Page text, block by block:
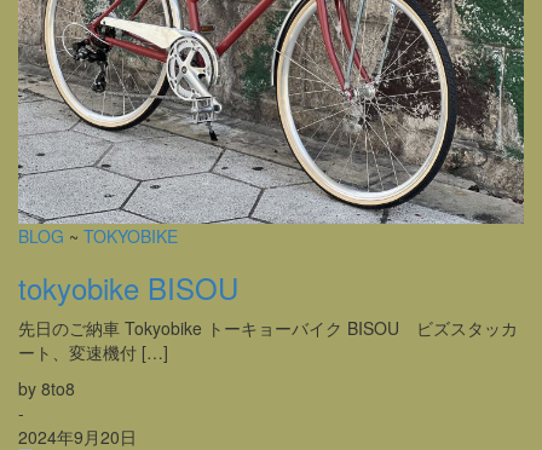
BLOG ~ TOKYOBIKE
tokyobike BISOU
先日のご納車 Tokyobike トーキョーバイク BISOU ビズスタッカ
ート、変速機付 […]
by 8to8
-
2024年9月20日